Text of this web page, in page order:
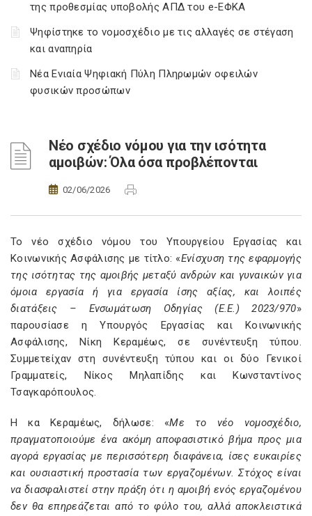
της προθεσμίας υποβολής ΑΠΔ του e-ΕΦΚΑ
Ψηφίστηκε το νομοσχέδιο με τις αλλαγές σε στέγαση
και αναπηρία
Νέα Ενιαία Ψηφιακή Πύλη Πληρωμών οφειλών
φυσικών προσώπων
Νέο σχέδιο νόμου για την ισότητα
αμοιβών: Όλα όσα προβλέπονται
02/06/2026
Το νέο σχέδιο νόμου του Υπουργείου Εργασίας και
Κοινωνικής Ασφάλισης με τίτλο: «Ενίσχυση της εφαρμογής
της ισότητας της αμοιβής μεταξύ ανδρών και γυναικών για
όμοια εργασία ή για εργασία ίσης αξίας, και λοιπές
διατάξεις – Ενσωμάτωση Οδηγίας (Ε.Ε.) 2023/970»
παρουσίασε η Υπουργός Εργασίας και Κοινωνικής
Ασφάλισης, Νίκη Κεραμέως, σε συνέντευξη τύπου.
Συμμετείχαν στη συνέντευξη τύπου και οι δύο Γενικοί
Γραμματείς, Νίκος Μηλαπίδης και Κωνσταντίνος
Τσαγκαρόπουλος.
Η κα Κεραμέως, δήλωσε: «Με το νέο νομοσχέδιο,
πραγματοποιούμε ένα ακόμη αποφασιστικό βήμα προς μια
αγορά εργασίας με περισσότερη διαφάνεια, ίσες ευκαιρίες
και ουσιαστική προστασία των εργαζομένων. Στόχος είναι
να διασφαλιστεί στην πράξη ότι η αμοιβή ενός εργαζομένου
δεν θα επηρεάζεται από το φύλο του, αλλά αποκλειστικά